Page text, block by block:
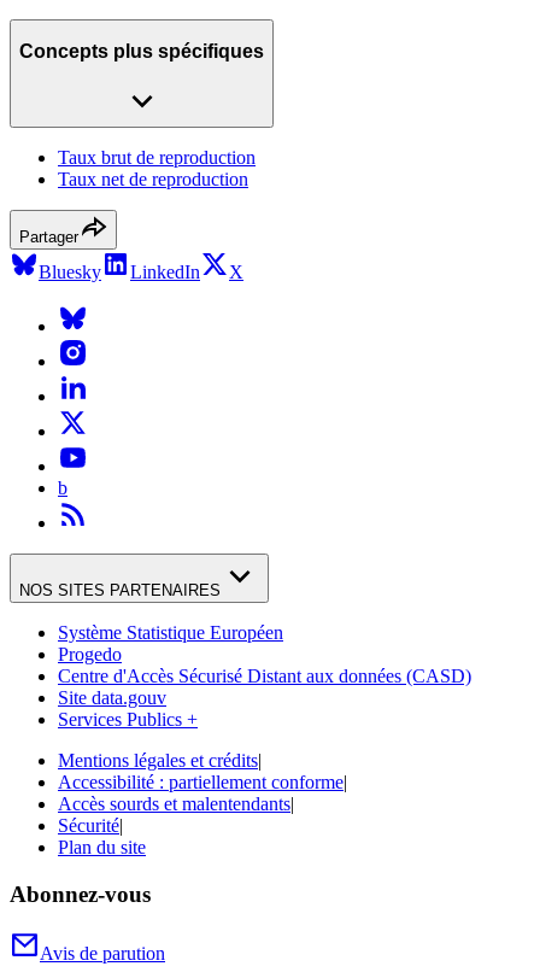
Concepts plus spécifiques
Taux brut de reproduction
Taux net de reproduction
Partager
Bluesky LinkedIn X
b
NOS SITES PARTENAIRES
Système Statistique Européen
Progedo
Centre d'Accès Sécurisé Distant aux données (CASD)
Site data.gouv
Services Publics +
Mentions légales et crédits|
Accessibilité : partiellement conforme|
Accès sourds et malentendants|
Sécurité|
Plan du site
Abonnez-vous
Avis de parution